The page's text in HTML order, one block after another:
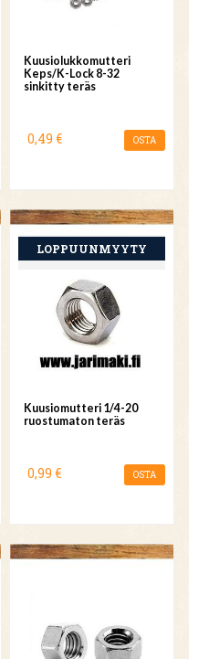
Kuusiolukkomutteri
Keps/K-Lock 8-32
sinkitty teräs
0,49 € OSTA
Kuusiomutteri 1/4-20
ruostumaton teräs
0,99 € OSTA